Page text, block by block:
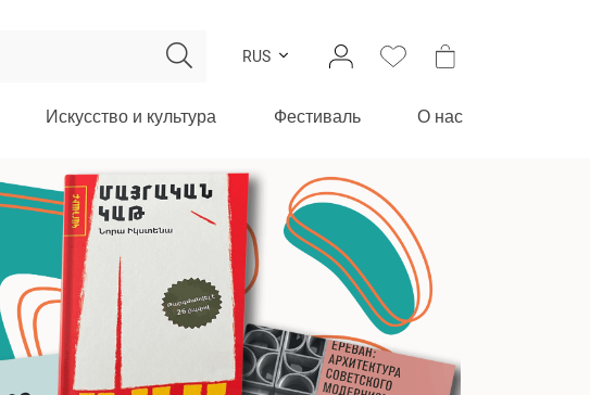
RUS
Искусство и культура Фестиваль О нас